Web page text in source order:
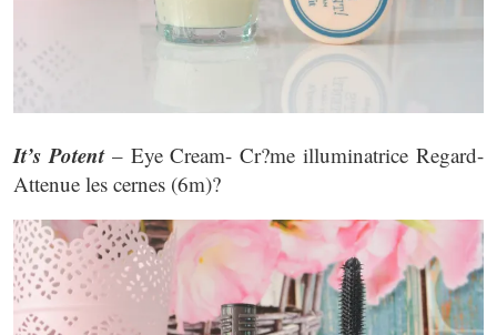
It’s Potent– Eye Cream- Cr?me illuminatrice Regard-
Attenue les cernes (6m)?